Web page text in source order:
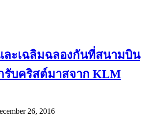
ละเฉลิมฉลองกันที่สนามบิน
รับคริสต์มาสจาก KLM
26, 2016